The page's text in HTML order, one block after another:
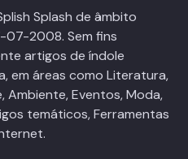
Splash de âmbito
07-2008. Sem fins
artigos de índole
em áreas como Literatura,
Ambiente, Eventos, Moda,
temáticos, Ferramentas